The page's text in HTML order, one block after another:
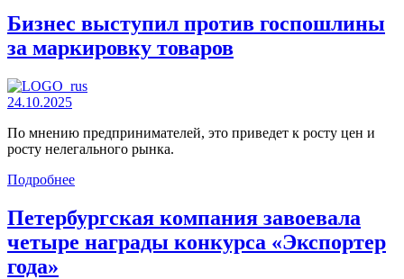
Бизнес выступил против госпошлины
за маркировку товаров
24.10.2025
По мнению предпринимателей, это приведет к росту цен и
росту нелегального рынка.
Подробнее
Петербургская компания завоевала
четыре награды конкурса «Экспортер
года»